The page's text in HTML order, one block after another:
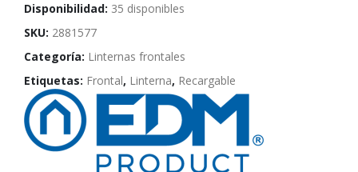
Disponibilidad: 35 disponibles
SKU: 2881577
Categoría: Linternas frontales
Etiquetas: Frontal, Linterna, Recargable